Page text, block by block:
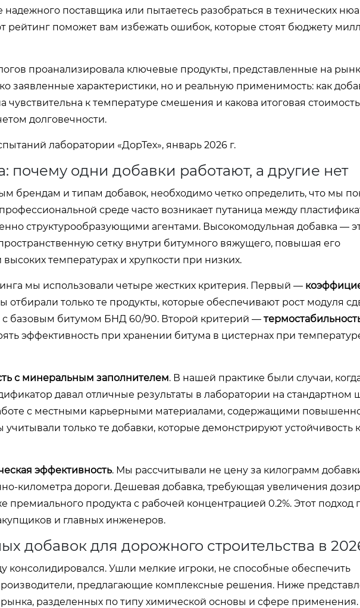
поставщика или пытаетесь разобраться в технических
рейтинг поможет вам избежать ошибок, которые стоят бюджету
проанализировала ключевые продукты, представленные на
заявленные характеристики, но и реальную применимость: как
чувствительна к температуре смешения и какова итоговая
долговечности.
лаборатории «ДорТех», январь 2026 г.
почему одни добавки работают, а другие нет
брендам и типам добавок, необходимо четко определить, что мы
среде часто возникает путаница между
структурообразующими агентами. Высокомодульная добавка —
сетку внутри битумного вяжущего, повышая его
температурах и хрупкости при низких.
мы использовали четыре жестких критерия. Первый —
отбирали только те продукты, которые обеспечивают рост модуля
базовым битумом БНД 60/90. Второй критерий —
эффективность при хранении битума в цистернах при
с минеральным заполнителем. В нашей практике были случаи,
давал отличные результаты в лаборатории на стандартном
с местными карьерными материалами, содержащими
учитывали только те добавки, которые демонстрируют устойчивость
эффективность. Мы рассчитывали не цену за килограмм
километра дороги. Дешевая добавка, требующая увеличения
премиального продукта с рабочей концентрацией 0.2%. Этот подход
и главных инженеров.
добавок для дорожного строительства в
консолидировался. Ушли мелкие игроки, не способные обеспечить
предлагающие комплексные решения. Ниже
разделенных по типу химической основы и сфере применения.